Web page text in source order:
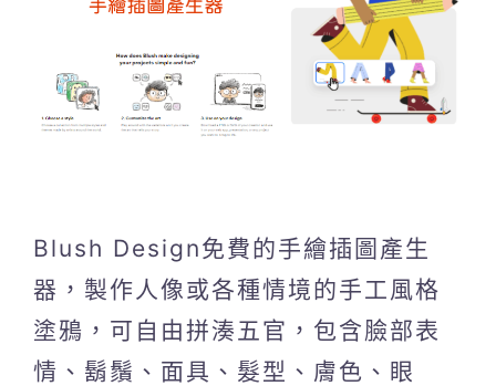
Blush Design免費的手繪插圖產生
器，製作人像或各種情境的手工風格
塗鴉，可自由拼湊五官，包含臉部表
情、鬍鬚、面具、髮型、膚色、眼